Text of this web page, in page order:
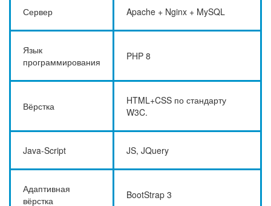
Сервер Apache + Nginx + MySQL
Язык
программирования
PHP 8
Вёрстка
HTML+CSS по стандарту
W3C.
Java-Script JS, JQuery
Адаптивная
вёрстка
BootStrap 3